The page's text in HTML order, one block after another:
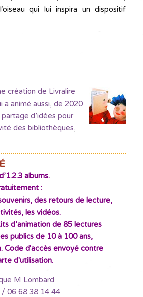
qui lui inspira un dispositif
création de Livralire
a animé aussi, de 2020
d’idées pour
des bibliothèques,
albums.
:
des retours de lecture,
les vidéos.
d’animation de 85 lectures
publics de 10 à 100 ans,
Code d'accès envoyé contre
d'utilisation.
M Lombard
/ 06 68 38 14 44